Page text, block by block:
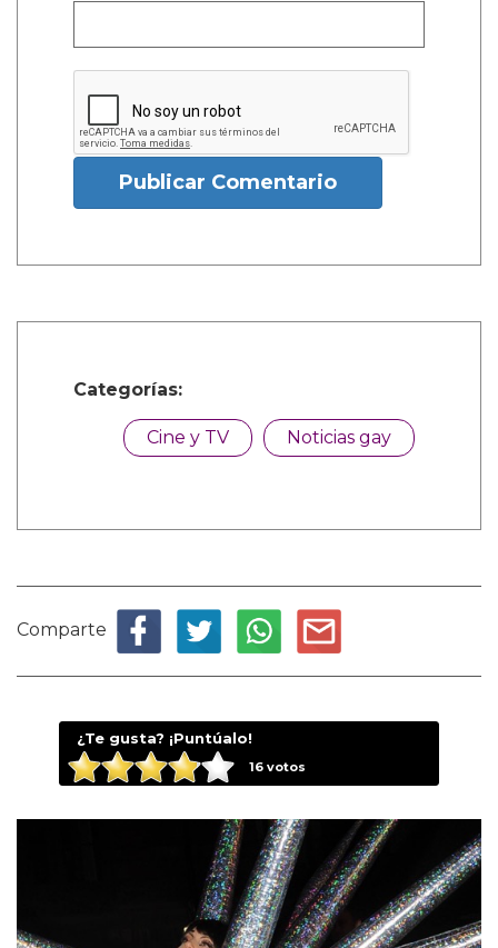
Publicar Comentario
Categorías:
Cine y TV Noticias gay
Comparte
¿Te gusta? ¡Puntúalo!
16votos